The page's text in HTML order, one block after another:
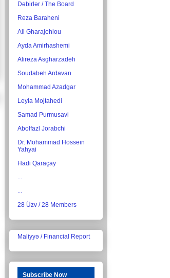
Dəbirlər / The Board
Reza Baraheni
Ali Gharajehlou
Ayda Amirhashemi
Alireza Asgharzadeh
Soudabeh Ardavan
Mohammad Azadgar
Leyla Mojtahedi
Samad Purmusavi
Abolfazl Jorabchi
Dr. Mohammad Hossein
Yahyai
Hadi Qaraçay
...
...
28 Üzv / 28 Members
Maliyyə / Financial Report
Subscribe Now